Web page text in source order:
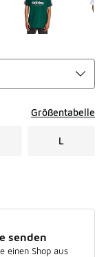
Größentabelle
L
senden
einen Shop aus